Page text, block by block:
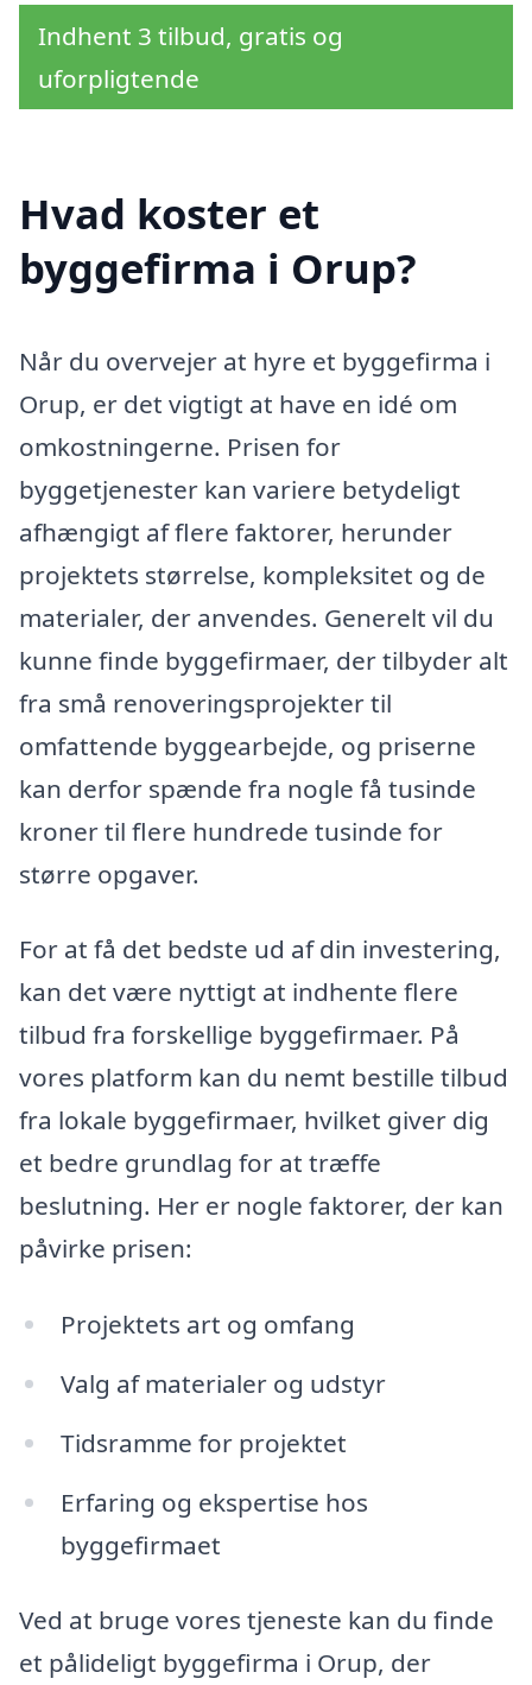
Indhent 3 tilbud, gratis og
uforpligtende
Hvad koster et
byggefirma i Orup?
Når du overvejer at hyre et byggefirma i
Orup, er det vigtigt at have en idé om
omkostningerne. Prisen for
byggetjenester kan variere betydeligt
afhængigt af flere faktorer, herunder
projektets størrelse, kompleksitet og de
materialer, der anvendes. Generelt vil du
kunne finde byggefirmaer, der tilbyder alt
fra små renoveringsprojekter til
omfattende byggearbejde, og priserne
kan derfor spænde fra nogle få tusinde
kroner til flere hundrede tusinde for
større opgaver.
For at få det bedste ud af din investering,
kan det være nyttigt at indhente flere
tilbud fra forskellige byggefirmaer. På
vores platform kan du nemt bestille tilbud
fra lokale byggefirmaer, hvilket giver dig
et bedre grundlag for at træffe
beslutning. Her er nogle faktorer, der kan
påvirke prisen:
Projektets art og omfang
Valg af materialer og udstyr
Tidsramme for projektet
Erfaring og ekspertise hos
byggefirmaet
Ved at bruge vores tjeneste kan du finde
et pålideligt byggefirma i Orup, der